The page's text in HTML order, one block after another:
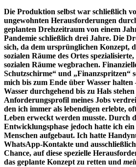
Die Produktion selbst war schließlich
ungewohnten Herausforderungen
geplanten Drehzeitraum von einem
Pandemie schließlich drei Jahre. Die
sich, da dem ursprünglichen Konzept,
sozialen Räume des Ortes
sozialen Räume wegbrachen.
Schutzschirme“ und „Finanzspritzen“
mich bis zum Ende über Wasser halten
Wasser durchgehend bis zu Hals
Anforderungsprofil meines Jobs
den ich immer als lebendigen erlebte,
Leben erweckt werden musste. Durch
Entwicklungsphase jedoch hatte ich
Menschen aufgebaut. Ich hatte
WhatsApp-Kontakte und
Chance, auf diese spezielle
das geplante Konzept zu retten und